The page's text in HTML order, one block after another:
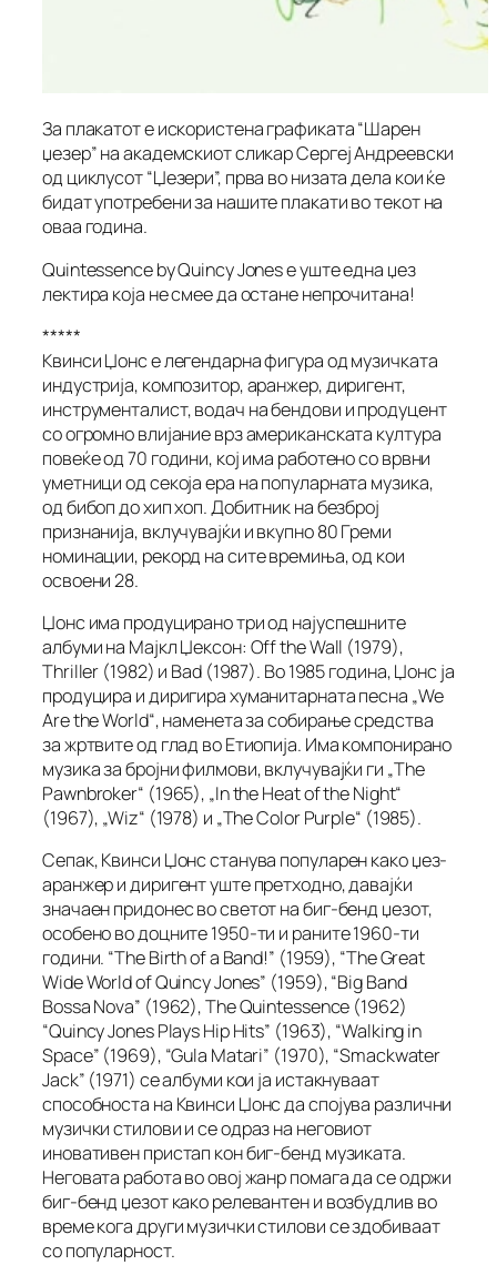
За плакатот е искористена графиката “Шарен
џезер” на академскиот сликар Сергеј Андреевски
од циклусот “Џезери”, прва во низата дела кои ќе
бидат употребени за нашите плакати во текот на
оваа година.
Quintessence by Quincy Jones е уште една џез
лектира која не смее да остане непрочитана!
*****
Квинси Џонс е легендарна фигура од музичката
индустрија, композитор, аранжер, диригент,
инструменталист, водач на бендови и продуцент
со огромно влијание врз американската култура
повеќе од 70 години, кој има работено со врвни
уметници од секоја ера на популарната музика,
од бибоп до хип хоп. Добитник на безброј
признанија, вклучувајќи и вкупно 80 Греми
номинации, рекорд на сите времиња, од кои
освоени 28.
Џонс има продуцирано три од најуспешните
албуми на Мајкл Џексон: Off the Wall (1979),
Thriller (1982) и Bad (1987). Во 1985 година, Џонс ја
продуцира и диригира хуманитарната песна „We
Are the World“, наменета за собирање средства
за жртвите од глад во Етиопија. Има компонирано
музика за бројни филмови, вклучувајќи ги „The
Pawnbroker“ (1965), „In the Heat of the Night“
(1967), „Wiz“ (1978) и „The Color Purple“ (1985).
Сепак, Квинси Џонс станува популарен како џез-
аранжер и диригент уште претходно, давајќи
значаен придонес во светот на биг-бенд џезот,
особено во доцните 1950-ти и раните 1960-ти
години. “The Birth of a Band!” (1959), “The Great
Wide World of Quincy Jones” (1959), “Big Band
Bossa Nova” (1962), The Quintessence (1962)
“Quincy Jones Plays Hip Hits” (1963), “Walking in
Space” (1969), “Gula Matari” (1970), “Smackwater
Jack” (1971) се албуми кои ја истакнуваат
способноста на Квинси Џонс да спојува различни
музички стилови и се одраз на неговиот
иновативен пристап кон биг-бенд музиката.
Неговата работа во овој жанр помага да се одржи
биг-бенд џезот како релевантен и возбудлив во
време кога други музички стилови се здобиваат
со популарност.